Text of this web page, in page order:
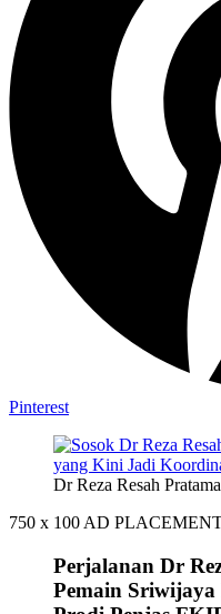
Pinterest
Dr Reza Resah
750 x 100 AD
Perjalanan Dr
Pemain